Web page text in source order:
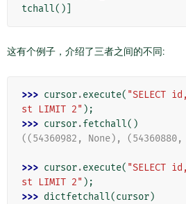
tchall()]
这有个例子，介绍了三者之间的不同:
>>> cursor.execute( "SELECT
st LIMIT 2" );
>>> cursor.fetchall()
((54360982, None), (54360880,
>>> cursor.execute( "SELECT
st LIMIT 2" );
>>> dictfetchall(cursor)